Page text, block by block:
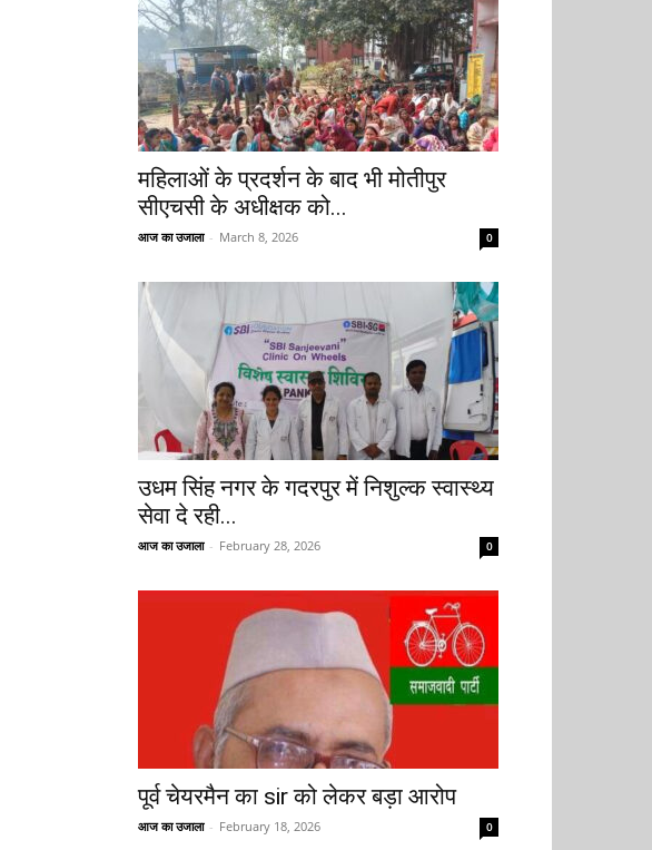
महिलाओं के प्रदर्शन के बाद भी मोतीपुर
सीएचसी के अधीक्षक को...
आज का उजाला - March 8, 2026 0
उधम सिंह नगर के गदरपुर में निशुल्क स्वास्थ्य
सेवा दे रही...
आज का उजाला - February 28, 2026 0
पूर्व चेयरमैन का sir को लेकर बड़ा आरोप
आज का उजाला - February 18, 2026 0